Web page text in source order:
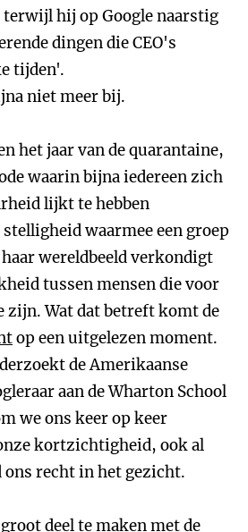
hij op Google naarstig
dingen die CEO's
tijden'.
niet meer bij.
het jaar van de quarantaine,
waarin bijna iedereen zich
lijkt te hebben
waarmee een groep
wereldbeeld verkondigt
tussen mensen die voor
zijn. Wat dat betreft komt de
op een uitgelezen moment.
de Amerikaanse
aan de Wharton School
we ons keer op keer
kortzichtigheid, ook al
ons recht in het gezicht.
deel te maken met de